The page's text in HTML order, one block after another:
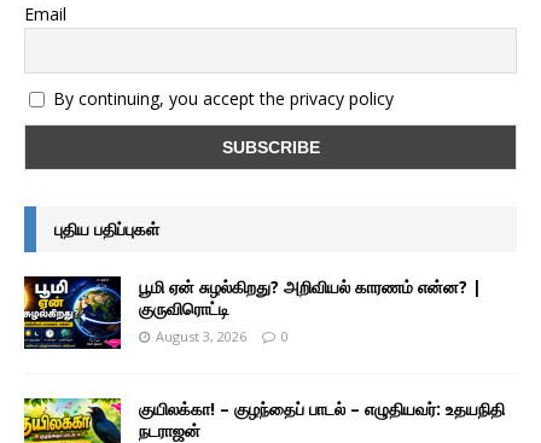
Email
By continuing, you accept the privacy policy
புதிய பதிப்புகள்
பூமி ஏன் சுழல்கிறது? அறிவியல் காரணம் என்ன? |
குருவிரொட்டி
August 3, 2026 0
குயிலக்கா! – குழந்தைப் பாடல் – எழுதியவர்: உதயநிதி
நடராஜன்